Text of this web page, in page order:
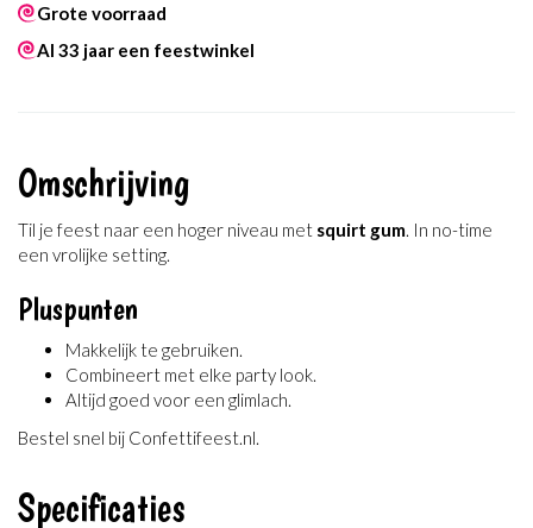
Grote voorraad
Al 33 jaar een feestwinkel
Omschrijving
Til je feest naar een hoger niveau met squirt gum . In no-time
een vrolijke setting.
Pluspunten
Makkelijk te gebruiken.
Combineert met elke party look.
Altijd goed voor een glimlach.
Bestel snel bij Confettifeest.nl.
Specificaties